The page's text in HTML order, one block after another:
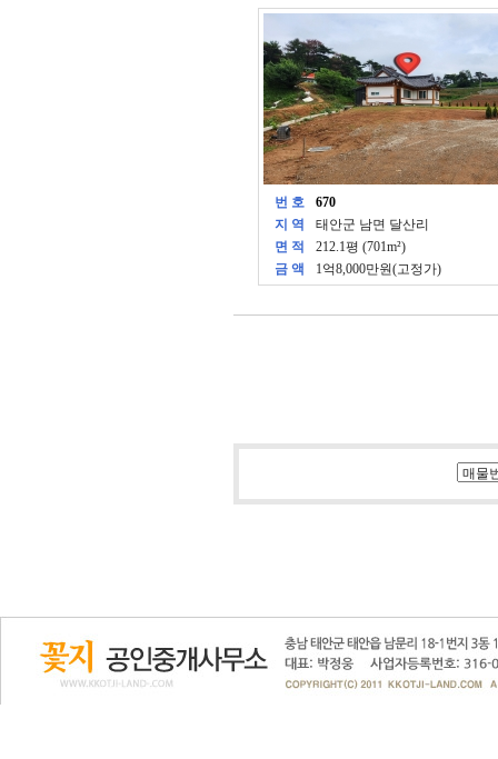
번 호
670
지 역
태안군 남면 달산리
면 적
212.1평 (701m²)
금 액
1억8,000만원(고정가)